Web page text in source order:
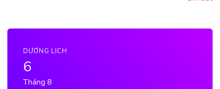
DƯƠNG LỊCH
6
Tháng 8